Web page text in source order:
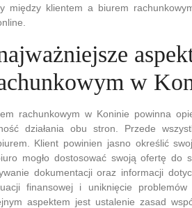
między klientem a biurem
w
rachunkowym w Koninie powinna
działania obu stron. Przede
Klient powinien jasno określić
mogło dostosować swoją ofertę do
dokumentacji oraz informacji
finansowej i uniknięcie
aspektem jest ustalenie zasad